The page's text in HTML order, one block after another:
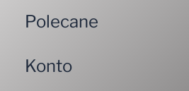
Polecane
Konto